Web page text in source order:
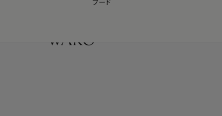
【会員様限定】夏のプレゼントキャンペーン開催中
フード